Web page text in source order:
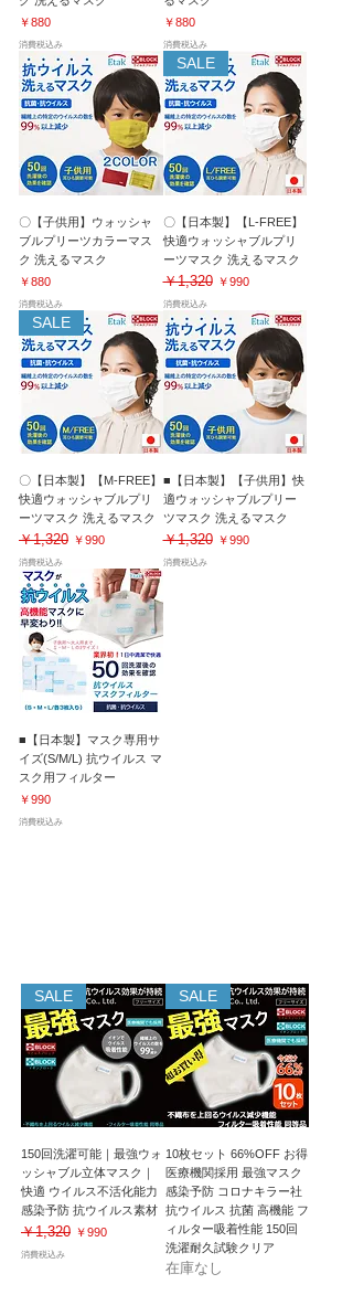
価格
￥880
消費税込み
価格
￥880
消費税込み
〇【子供用】ウォッシャ
ブルプリーツカラーマス
ク 洗えるマスク
価格
￥880
消費税込み
SALE
〇【日本製】【L-FREE】
快適ウォッシャブルプリ
ーツマスク 洗えるマスク
通常価格
￥1,320 セール価格
￥990
消費税込み
SALE
〇【日本製】【M-FREE】
快適ウォッシャブルプリ
ーツマスク 洗えるマスク
通常価格
￥1,320 セール価格
￥990
消費税込み
■【日本製】【子供用】快
適ウォッシャブルプリー
ツマスク 洗えるマスク
通常価格
￥1,320 セール価格
￥990
消費税込み
■【日本製】マスク専用サ
イズ(S/M/L) 抗ウイルス マ
スク用フィルター
価格
￥990
消費税込み
SALE
150回洗濯可能｜最強ウォ
ッシャブル立体マスク｜
快適 ウイルス不活化能力
感染予防 抗ウイルス素材
通常価格
￥1,320 セール価格
￥990
消費税込み
SALE
10枚セット 66%OFF お得
医療機関採用 最強マスク
感染予防 コロナキラー社
抗ウイルス 抗菌 高機能 フ
ィルター吸着性能 150回
洗濯耐久試験クリア
在庫なし